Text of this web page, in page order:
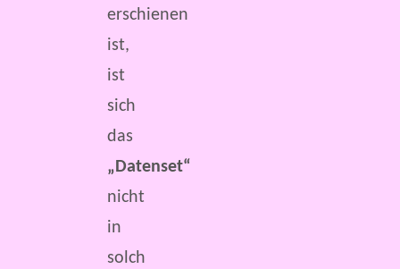
erschienen
ist,
ist
sich
das
„Datenset“
nicht
in
solch